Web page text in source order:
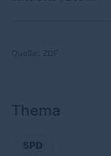
Thema
SPD